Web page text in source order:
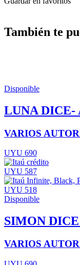
También te
Disponible
LUNA DICE-
VARIOS
UYU 690
UYU 587
UYU 518
Disponible
SIMON
VARIOS